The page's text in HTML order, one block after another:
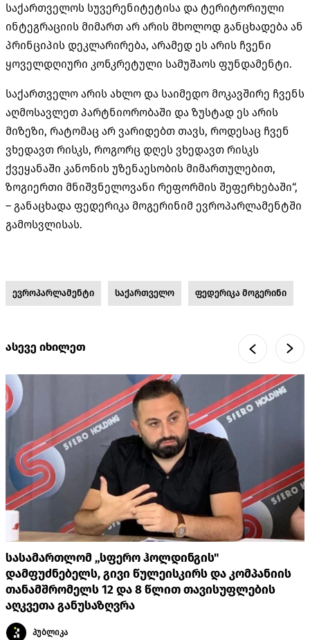
საქართველოს სუვერენიტეტისა და ტერიტორიული
ინტეგრაციის მიმართ არ არის მხოლოდ განცხადება ან
პრინციპის დეკლარირება, არამედ ეს არის ჩვენი
ყოველდღიური კონკრეტული სამუშაოს ფუნდამენტი.
საქართველო არის ახლო და საიმედო მოკავშირე ჩვენს
აღმოსავლეთ პარტნიორობაში და ზუსტად ეს არის
მიზეზი, რატომაც არ ვარიდებთ თავს, როდესაც ჩვენ
ვხედავთ რისკს, როგორც დღეს ვხედავთ რისკს
ქვეყანაში კანონის უზენაესობის მიმართულებით,
ზოგიერთი მნიშვნელოვანი რეფორმის შეფერხებაში“,
– განაცხადა ფედერიკა მოგერინიმ ევროპარლამენტში
გამოსვლისას.
ევროპარლამენტი საქართველო ფედერიკა მოგერინი
ასევე იხილეთ
სასამართლომ „სფერო ჰოლდინგის"
დამფუძნებელს, გივი წულეისკირს და კომპანიის
თანამშრომელს 12 და 8 წლით თავისუფლების
აღკვეთა განუსაზღვრა
პუბლიკა